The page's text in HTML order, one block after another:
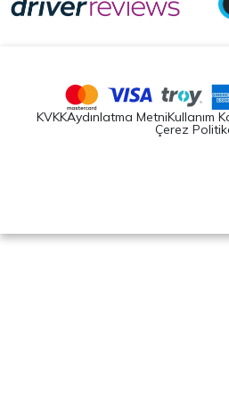
KVKKAydınlatma MetniKullanım
Çerez